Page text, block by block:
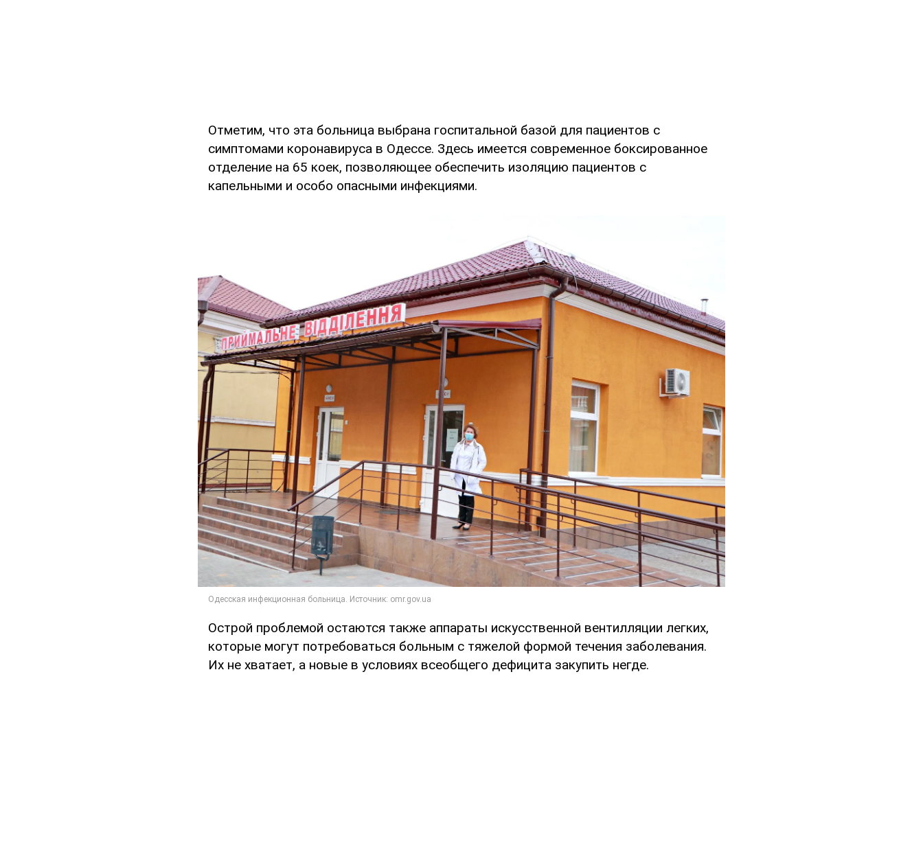
Отметим, что эта больница выбрана госпитальной базой для пациентов с
симптомами коронавируса в Одессе. Здесь имеется современное боксированное
отделение на 65 коек, позволяющее обеспечить изоляцию пациентов с
капельными и особо опасными инфекциями.
Острой проблемой остаются также аппараты искусственной вентилляции легких,
которые могут потребоваться больным с тяжелой формой течения заболевания.
Их не хватает, а новые в условиях всеобщего дефицита закупить негде.